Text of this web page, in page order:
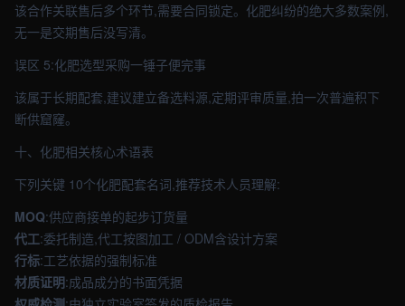
该合作关联售后多个环节,需要合同锁定。化肥纠纷的绝大多数案例,
无一是交期售后没写清。
误区 5:化肥选型采购一锤子便完事
该属于长期配套,建议建立备选料源,定期评审质量,拍一次普遍积下
断供窟窿。
十、化肥相关核心术语表
下列关键 10个化肥配套名词,推荐技术人员理解:
MOQ:供应商接单的起步订货量
代工:委托制造,代工按图加工 / ODM含设计方案
行标:工艺依据的强制标准
材质证明:成品成分的书面凭据